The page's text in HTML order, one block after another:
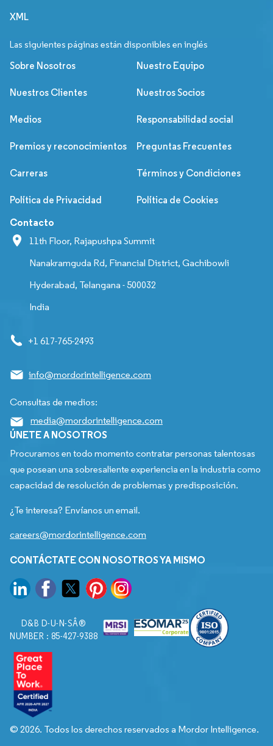
XML
Las siguientes páginas están disponibles en inglés
Sobre Nosotros Nuestro Equipo
Nuestros Clientes Nuestros Socios
Medios Responsabilidad social
Premios y reconocimientos Preguntas Frecuentes
Carreras Términos y Condiciones
Política de Privacidad Política de Cookies
Contacto
11th Floor, Rajapushpa Summit
Nanakramguda Rd, Financial District, Gachibowli
Hyderabad, Telangana - 500032
India
+1 617-765-2493
info@mordorintelligence.com
Consultas de medios:
media@mordorintelligence.com
ÚNETE A NOSOTROS
Procuramos en todo momento contratar personas talentosas
que posean una sobresaliente experiencia en la industria como
capacidad de resolución de problemas y predisposición.
¿Te interesa? Envíanos un email.
careers@mordorintelligence.com
CONTÁCTATE CON NOSOTROS YA MISMO
D&B D-U-N-SÂ®
NUMBER : 85-427-9388
© 2026. Todos los derechos reservados a Mordor Intelligence.